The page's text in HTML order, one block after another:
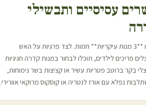
עסיסיים ותבשילי
בחרו **3 מנות עיקריות** חמות. לצד פרגיות על האש
פריכים לילדים, תוכלו לבחור במנות קדרה חגיגיות
בקר ברוטב פטריות עשיר או קציצות בשר נימוחות,
נפלא עם אורז לנטריה או קוסקוס מרוקאי אוורירי.